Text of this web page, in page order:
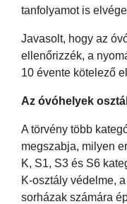
tanfolyamot is
Javasolt, hogy az
ellenőrizzék, a
10 évente kötelező
Az óvóhelyek
A törvény több
megszabja, milyen
K, S1, S3 és S6
K-osztály védelme,
sorházak számára